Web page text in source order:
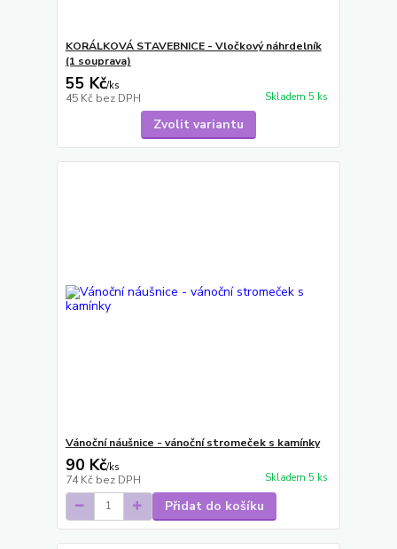
KORÁLKOVÁ STAVEBNICE - Vločkový náhrdelník
(1 souprava)
55 Kč/ks
45 Kč bez DPH Skladem 5 ks
Zvolit variantu
Vánoční náušnice - vánoční stromeček s kamínky
90 Kč/ks
74 Kč bez DPH Skladem 5 ks
Přidat do košíku